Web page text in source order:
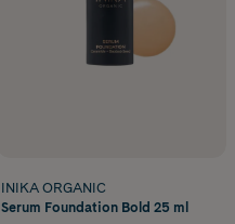
INIKA ORGANIC
Serum Foundation Bold 25 ml